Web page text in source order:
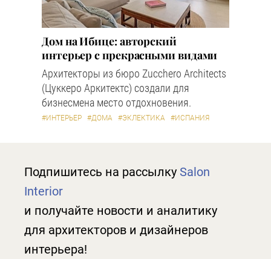
Дом на Ибице: авторский
интерьер с прекрасными видами
Архитекторы из бюро Zucchero Architects
(Цуккеро Аркитектс) создали для
бизнесмена место отдохновения.
#ИНТЕРЬЕР #ДОМА #ЭКЛЕКТИКА #ИСПАНИЯ
Подпишитесь на рассылку Salon
Interior
и получайте новости и аналитику
для архитекторов и дизайнеров
интерьера!